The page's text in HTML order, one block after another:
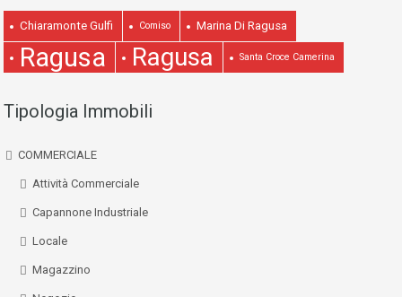
Chiaramonte Gulfi Comiso Marina Di Ragusa
Ragusa Ragusa Santa Croce Camerina
Tipologia Immobili
COMMERCIALE
Attività Commerciale
Capannone Industriale
Locale
Magazzino